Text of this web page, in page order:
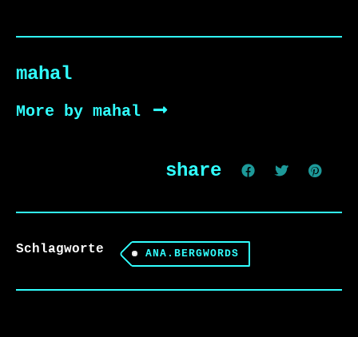
mahal
More by mahal
share
Schlagworte ANA.BERGWORDS